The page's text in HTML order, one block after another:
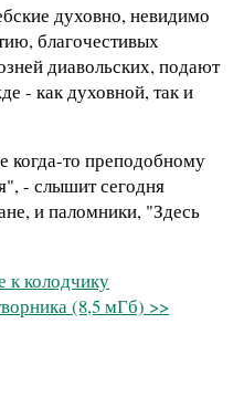
духовно, невидимо
благочестивых
диавольских, подают
- как духовной, так и
когда-то преподобному
- слышит сегодня
и паломники, "Здесь
к колодчику
(8,5 мГб) >>